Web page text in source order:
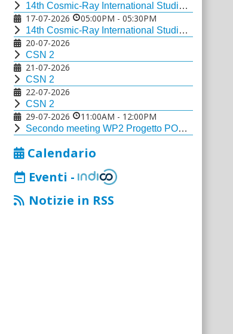
14th Cosmic-Ray International Studies and Multi-messenger Astroparticle Conference
17-07-2026 05:00PM - 05:30PM
14th Cosmic-Ray International Studies and Multi-messenger Astroparticle Conference
20-07-2026
CSN 2
21-07-2026
CSN 2
22-07-2026
CSN 2
29-07-2026 11:00AM - 12:00PM
Secondo meeting WP2 Progetto PON ECHO-TWIN Rise
Calendario
Eventi -
Notizie in RSS